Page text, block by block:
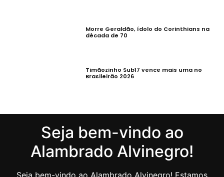
Morre Geraldão, ídolo do Corinthians na
década de 70
Timãozinho Sub17 vence mais uma no
Brasileirão 2026
Seja bem-vindo ao
Alambrado Alvinegro!
Seja bem-vindo ao Alambrado Alvinegro! Estamos